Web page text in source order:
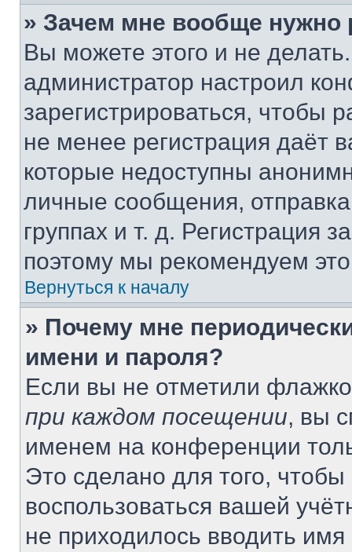
» Зачем мне вообще нужно
Вы можете этого и не
администратор настроил
зарегистрироваться, чтобы
не менее регистрация даёт
которые недоступны
личные сообщения,
группах и т. д. Регистрация
поэтому мы рекомендуем
Вернуться к началу
» Почему мне
имени и пароля?
Если вы не отметили
при каждом посещении, вы
именем на конференции
Это сделано для того, чтобы
воспользоваться вашей
не приходилось вводить